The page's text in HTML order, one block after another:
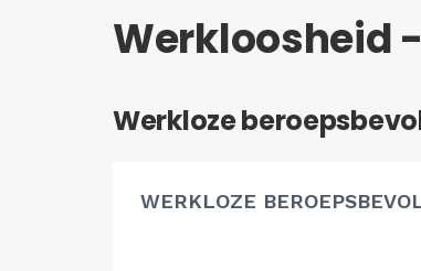
Werkloosheid
Werkloze
WERKLOZE